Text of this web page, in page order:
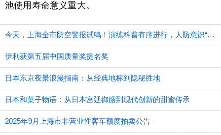
池使用寿命意义重大。
今天，上海全市防空警报试鸣！演练科普有序进行，人防意识“声入人心”
伊利获第五届中国质量奖提名奖
日本东京夜景浪漫指南：从经典地标到隐秘胜地
日本和菓子物语：从日本宫廷御膳到现代创新的甜蜜传承
2025年9月上海市非营业性客车额度拍卖公告